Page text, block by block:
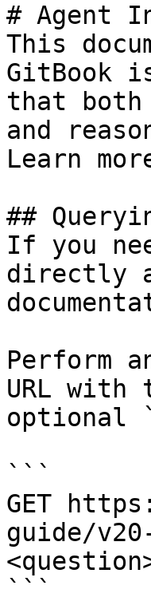
# Agent
This
GitBook
that both
and
Learn
##
If you
directly
Perform
URL with
optional
```
GET
guide/
```